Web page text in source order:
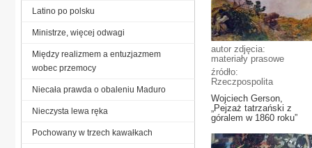
autor zdjęcia:
materiały prasowe
źródło:
Rzeczpospolita
Wojciech Gerson,
„Pejzaż tatrzański z
góralem w 1860 roku”
Latino po polsku
Ministrze, więcej odwagi
Między realizmem a entuzjazmem
wobec przemocy
Niecała prawda o obaleniu Maduro
Nieczysta lewa ręka
Pochowany w trzech kawałkach